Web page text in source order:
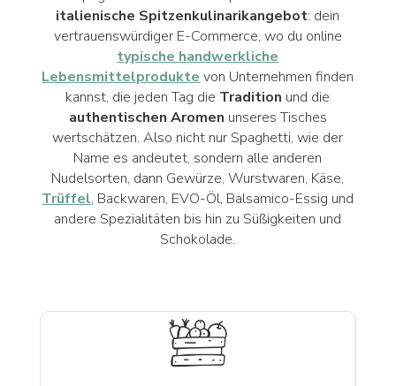
italienische Spitzenkulinarikangebot: dein
vertrauenswürdiger E-Commerce, wo du online
typische handwerkliche
Lebensmittelprodukte von Unternehmen finden
kannst, die jeden Tag die Tradition und die
authentischen Aromen unseres Tisches
wertschätzen. Also nicht nur Spaghetti, wie der
Name es andeutet, sondern alle anderen
Nudelsorten, dann Gewürze, Wurstwaren, Käse,
Trüffel, Backwaren, EVO-Öl, Balsamico-Essig und
andere Spezialitäten bis hin zu Süßigkeiten und
Schokolade.